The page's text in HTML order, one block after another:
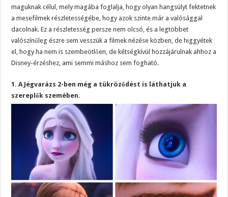
maguknak célul, mely magába foglalja, hogy olyan hangsúlyt fektetnek
a mesefilmek részletességébe, hogy azok szinte már a valósággal
dacolnak. Ez a részletesség persze nem olcsó, és a legtöbbet
valószínűleg észre sem vesszük a filmek nézése közben, de higgyétek
el, hogy ha nem is szembeötlően, de kétségkívül hozzájárulnak ahhoz a
Disney-érzéshez, ami semmi máshoz sem fogható.
1. A Jégvarázs 2-ben még a tükröződést is láthatjuk a
szereplők szemében.